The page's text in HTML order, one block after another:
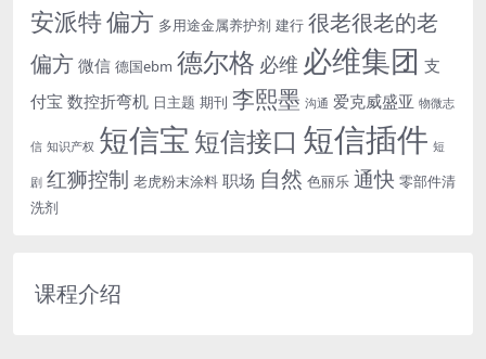
安派特偏方 多用途金属养护剂 建行 很老很老的老
偏方 微信 德国ebm 德尔格 必维 必维集团 支
付宝 数控折弯机 日主题 期刊 李熙墨 沟通 爱克威盛亚 物微志
信 知识产权 短信宝短信接口 短信插件 短
剧 红狮控制 老虎粉末涂料 职场 自然 色丽乐 通快 零部件清
洗剂
课程介绍